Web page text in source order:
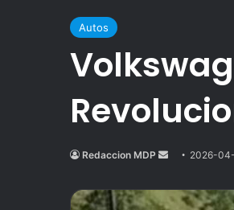
Autos
Redaccion MDP
Send
email
2026-